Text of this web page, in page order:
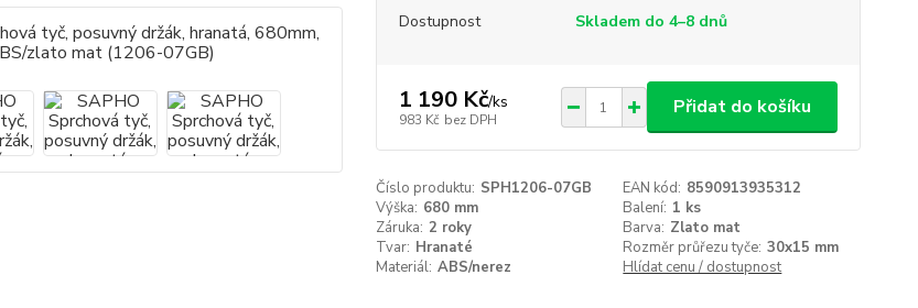
Dostupnost Skladem do 4–8 dnů
1 190 Kč/ks
983 Kč bez DPH
Přidat do košíku
Číslo produktu: SPH1206-07GB EAN kód: 8590913935312
Výška: 680 mm Balení: 1 ks
Záruka: 2 roky Barva: Zlato mat
Tvar: Hranaté Rozměr průřezu tyče: 30x15 mm
Materiál: ABS/nerez Hlídat cenu / dostupnost